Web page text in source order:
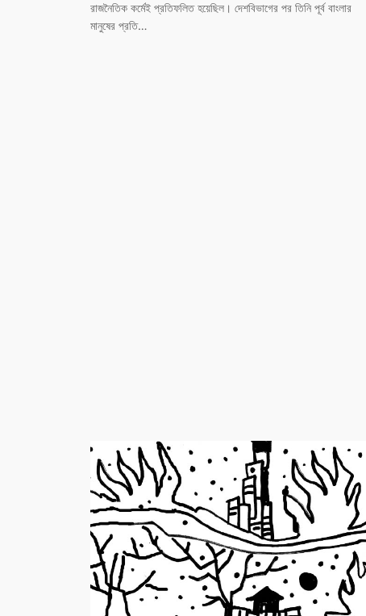
রাজনৈতিক কর্মেই প্রতিফলিত হয়েছিল। দেশবিভাগের পর তিনি পূর্ব বাংলার
মানুষের প্রতি…